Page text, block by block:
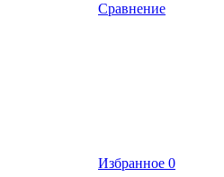
Сравнение
Избранное 0